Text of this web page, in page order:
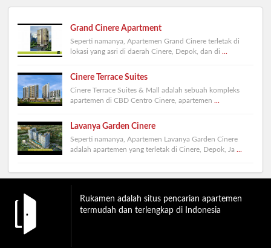
Grand Cinere Apartment
Seperti namanya, Apartemen Grand Cinere terletak di
lokasi yang asri di daerah Cinere, Depok, dan di
Cinere Terrace Suites
Cinere Terrace Suites & Mall adalah sebuah kompleks
apartemen di CBD Centro Cinere, apartemen
Lavanya Garden Cinere
Seperti namanya, Apartemen Lavanya Garden Cinere
adalah apartemen yang terletak di Cinere, Depok, Ja
Rukamen adalah situs pencarian apartemen
termudah dan terlengkap di Indonesia